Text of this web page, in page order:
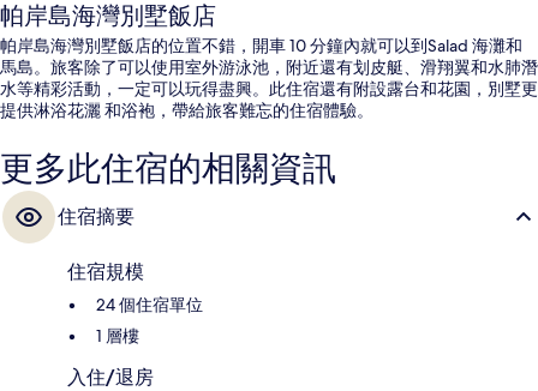
帕岸島海灣別墅飯店
帕岸島海灣別墅飯店的位置不錯，開車 10 分鐘內就可以到Salad 海灘和
馬島。旅客除了可以使用室外游泳池，附近還有划皮艇、滑翔翼和水肺潛
水等精彩活動，一定可以玩得盡興。此住宿還有附設露台和花園，別墅更
提供淋浴花灑 和浴袍，帶給旅客難忘的住宿體驗。
更多此住宿的相關資訊
住宿摘要
住宿規模
24 個住宿單位
1 層樓
入住/退房